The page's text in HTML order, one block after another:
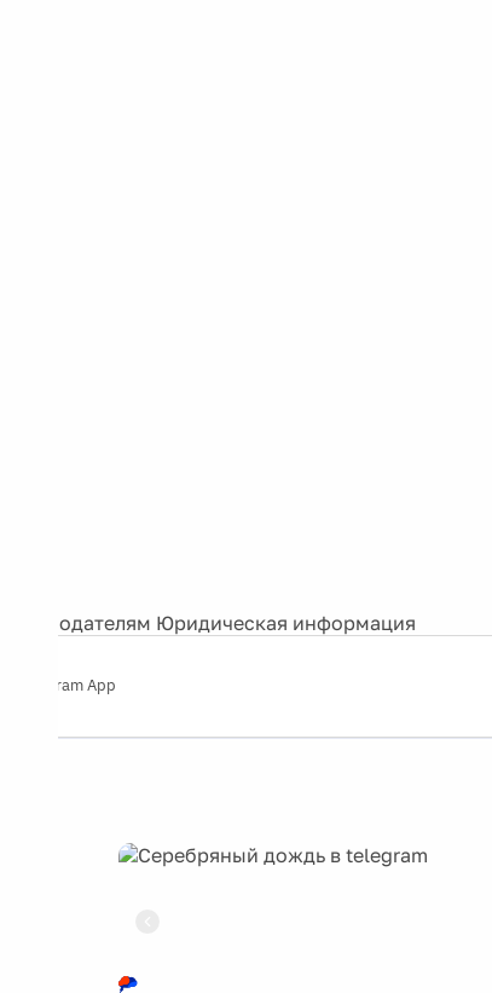
Рекламодателям Юридическая информация
Telegram App